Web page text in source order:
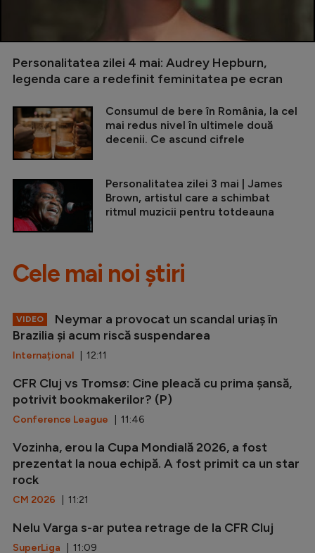
Personalitatea zilei 4 mai: Audrey Hepburn,
legenda care a redefinit feminitatea pe ecran
Consumul de bere în România, la cel
mai redus nivel în ultimele două
decenii. Ce ascund cifrele
Personalitatea zilei 3 mai | James
Brown, artistul care a schimbat
ritmul muzicii pentru totdeauna
Cele mai noi știri
VIDEO
Neymar a provocat un scandal uriaș în
Brazilia și acum riscă suspendarea
Internațional | 12:11
CFR Cluj vs Tromsø: Cine pleacă cu prima șansă,
potrivit bookmakerilor? (P)
Conference League | 11:46
Vozinha, erou la Cupa Mondială 2026, a fost
prezentat la noua echipă. A fost primit ca un star
rock
CM 2026 | 11:21
Nelu Varga s-ar putea retrage de la CFR Cluj
SuperLiga | 11:09